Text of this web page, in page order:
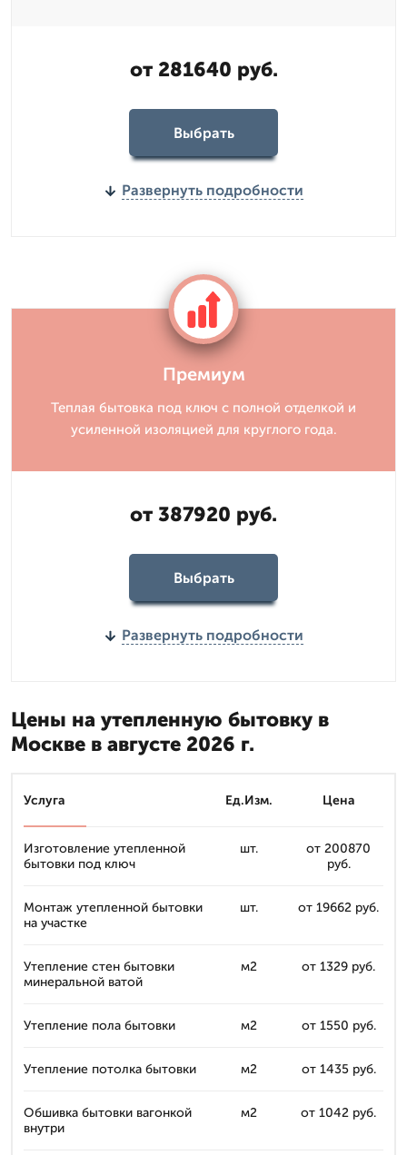
от 281640 руб.
Выбрать
Развернуть подробности
Премиум
Теплая бытовка под ключ с полной отделкой и
усиленной изоляцией для круглого года.
от 387920 руб.
Выбрать
Развернуть подробности
Цены на утепленную бытовку в
Москве в августе 2026 г.
Услуга Ед.Изм. Цена
Изготовление утепленной
бытовки под ключ
шт.
от 200870
руб.
Монтаж утепленной бытовки
на участке
шт. от 19662 руб.
Утепление стен бытовки
минеральной ватой
м2 от 1329 руб.
Утепление пола бытовки м2 от 1550 руб.
Утепление потолка бытовки м2 от 1435 руб.
Обшивка бытовки вагонкой
внутри
м2 от 1042 руб.